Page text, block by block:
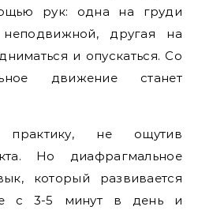
рук: одна на груди
неподвижной, другая на
и опускаться. Со
движение станет
не ощутив
Но диафрагмальное
который развивается
с 3-5 минут в день и